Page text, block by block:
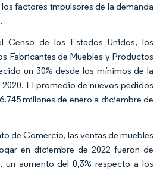
factores impulsores de la demanda
Censo de los Estados Unidos, los
Fabricantes de Muebles y Productos
un 30% desde los mínimos de la
El promedio de nuevos pedidos
millones de enero a diciembre de
de Comercio, las ventas de muebles
en diciembre de 2022 fueron de
un aumento del 0,3% respecto a los